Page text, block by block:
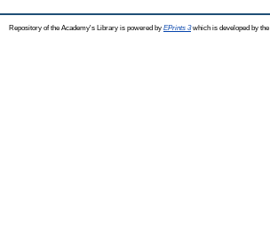
Repository of the Academy's Library is powered by EPrints 3which is developed by the